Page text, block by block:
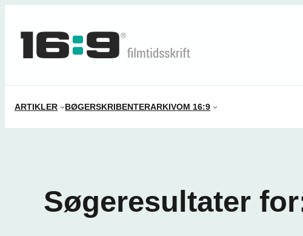
indhold
ARTIKLER BØGERSKRIBENTERARKIVOM 16:9
Søgeresultater